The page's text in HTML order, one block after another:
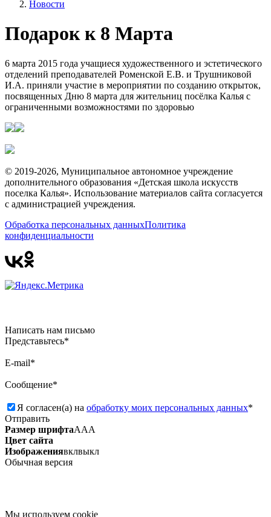
Новости
Подарок к 8 Марта
6 марта 2015 года учащиеся художественного и эстетического
отделений преподавателей Роменской Е.В. и Трушниковой
И.А. приняли участие в мероприятии по созданию открыток,
посвященных Дню 8 марта для жительниц посёлка Калья с
ограниченными возможностями по здоровью
© 2019-2026, Муниципальное автономное учреждение
дополнительного образования «Детская школа искусств
поселка Калья». Использование материалов сайта согласуется
с администрацией учреждения.
Обработка персональных данныхПолитика
конфиденциальности
Написать нам письмо
Представьтесь*
E-mail*
Сообщение*
Я согласен(а) на обработку моих персональных данных*
Отправить
Размер шрифтаААА
Цвет сайта
Изображениявклвыкл
Обычная версия
Мы используем сookie